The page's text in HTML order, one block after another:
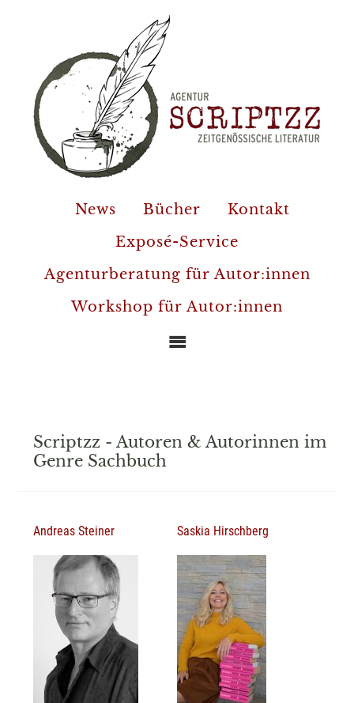
News Bücher
Kontakt
Exposé-Service
Agenturberatung für Autor:innen
Workshop für Autor:innen
Scriptzz - Autoren & Autorinnen im
Genre Sachbuch
Andreas Steiner Saskia Hirschberg